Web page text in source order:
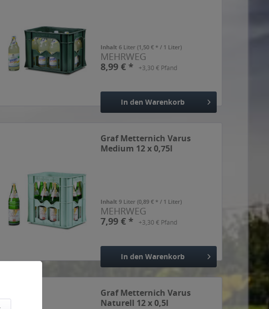
Inhalt6 Liter(1,50 € * / 1 Liter)
MEHRWEG
8,99 € *
+3,30 € Pfand
In den Warenkorb
Graf Metternich Varus
Medium 12 x 0,75l
Inhalt9 Liter(0,89 € * / 1 Liter)
MEHRWEG
7,99 € *
+3,30 € Pfand
In den Warenkorb
Hinzugefügt
Graf Metternich Varus
Naturell 12 x 0,5l